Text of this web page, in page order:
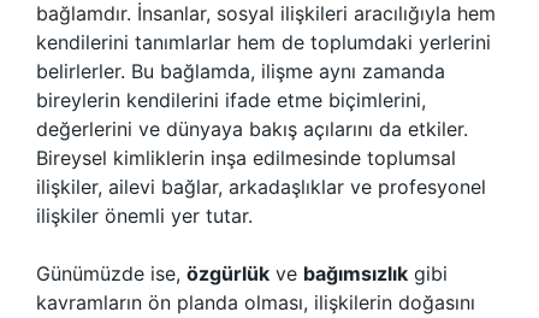
bağlamdır. İnsanlar, sosyal ilişkileri aracılığıyla hem
kendilerini tanımlarlar hem de toplumdaki yerlerini
belirlerler. Bu bağlamda, ilişme aynı zamanda
bireylerin kendilerini ifade etme biçimlerini,
değerlerini ve dünyaya bakış açılarını da etkiler.
Bireysel kimliklerin inşa edilmesinde toplumsal
ilişkiler, ailevi bağlar, arkadaşlıklar ve profesyonel
ilişkiler önemli yer tutar.
Günümüzde ise, özgürlük ve bağımsızlık gibi
kavramların ön planda olması, ilişkilerin doğasını